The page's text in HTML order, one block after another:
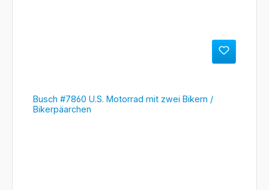
Busch #7860 U.S. Motorrad mit zwei Bikern /
Bikerpäarchen